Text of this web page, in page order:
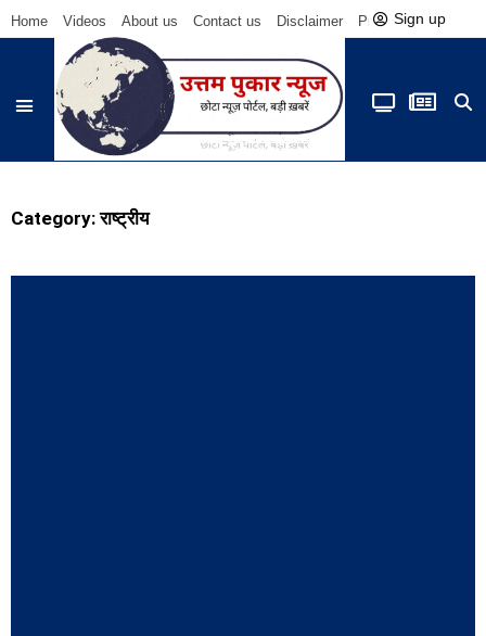
Home Videos About us Contact us Disclaimer Privacy Policy
Sign up
Category: राष्ट्रीय